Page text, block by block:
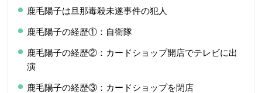
鹿毛陽子は旦那毒殺未遂事件の犯人
鹿毛陽子の経歴①：自衛隊
鹿毛陽子の経歴②：カードショップ開店でテレビに出
演
鹿毛陽子の経歴③：カードショップを閉店